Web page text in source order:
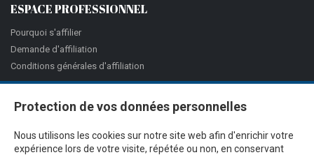
Protection de vos données personnelles
Nous utilisons les cookies sur notre site web afin d'enrichir votre
expérience lors de votre visite, répétée ou non, en conservant
ESPACE PROFESSIONNEL
Pourquoi s'affilier
Demande d'affiliation
Conditions générales d'affiliation